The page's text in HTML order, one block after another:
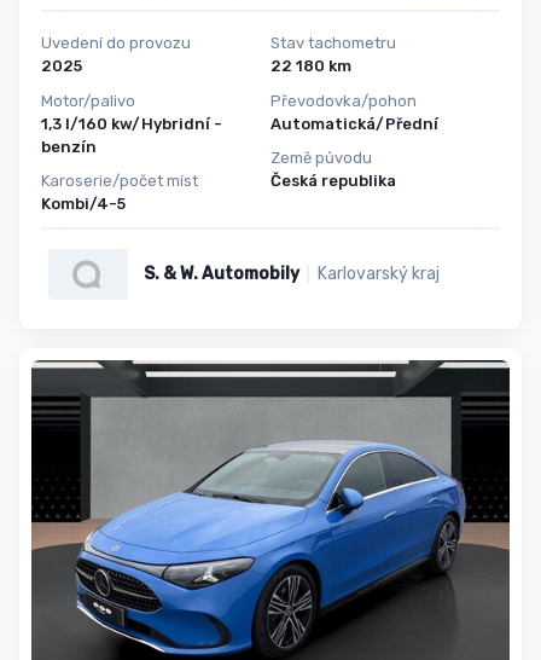
Uvedení do provozu
2025
Motor/palivo
1,3 l/160 kw/Hybridní -
benzín
Karoserie/počet míst
Kombi/4-5
Stav tachometru
22 180 km
Převodovka/pohon
Automatická/Přední
Země původu
Česká republika
S. & W. Automobily Karlovarský kraj